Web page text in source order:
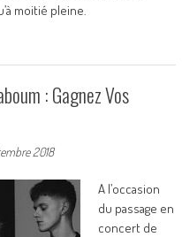
moitié pleine.
: Gagnez Vos
2018
A l’occasion
du passage en
concert de